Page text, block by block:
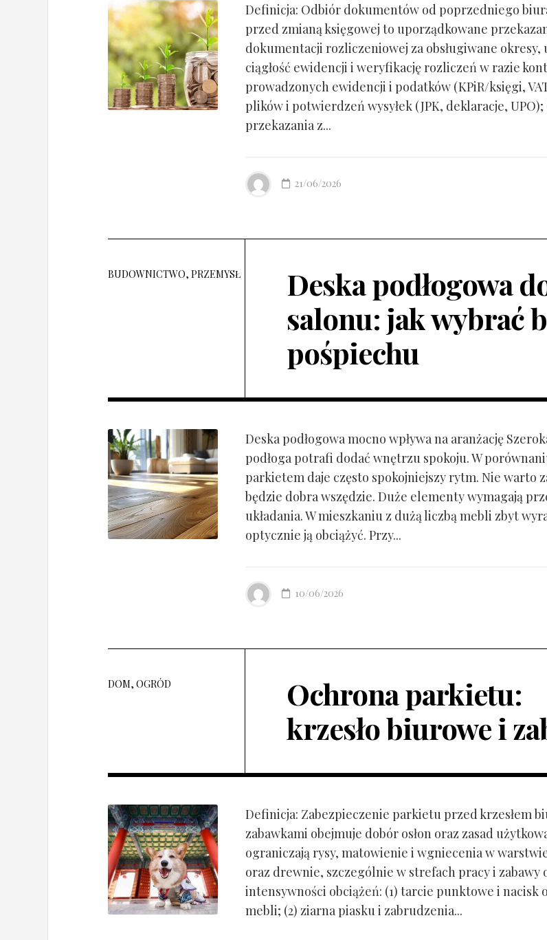
Definicja: Odbiór dokumentów od poprzedniego
przed zmianą księgowej to uporządkowane
dokumentacji rozliczeniowej za obsługiwane okresy,
ciągłość ewidencji i weryfikację rozliczeń w razie
prowadzonych ewidencji i podatków (KPiR/księgi,
plików i potwierdzeń wysyłek (JPK, deklaracje, UPO);
przekazania z...
21/06/2026
BUDOWNICTWO, PRZEMYSŁ
Deska podłogowa
salonu: jak wybrać
pośpiechu
Deska podłogowa mocno wpływa na aranżację
podłoga potrafi dodać wnętrzu spokoju. W
parkietem daje często spokojniejszy rytm. Nie warto
będzie dobra wszędzie. Duże elementy wymagają
układania. W mieszkaniu z dużą liczbą mebli zbyt
optycznie ją obciążyć. Przy...
10/06/2026
DOM, OGRÓD
Ochrona parkietu:
krzesło biurowe i
Definicja: Zabezpieczenie parkietu przed krzesłem
zabawkami obejmuje dobór osłon oraz zasad
ograniczają rysy, matowienie i wgniecenia w
oraz drewnie, szczególnie w strefach pracy i zabawy
intensywności obciążeń: (1) tarcie punktowe i nacisk
mebli; (2) ziarna piasku i zabrudzenia...